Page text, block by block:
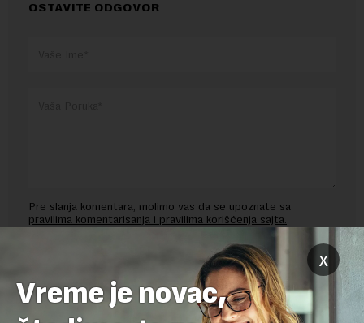
OSTAVITE ODGOVOR
Pre slanja komentara, molimo vas da se upoznate sa
pravilima komentarisanja i pravilima korišćenja sajta.
Sajt je zaštićen pomocu reCaptcha i Google.Google Politika
Google Uslovi Korišćenjasu primenjeni. x
Vreme je novac,